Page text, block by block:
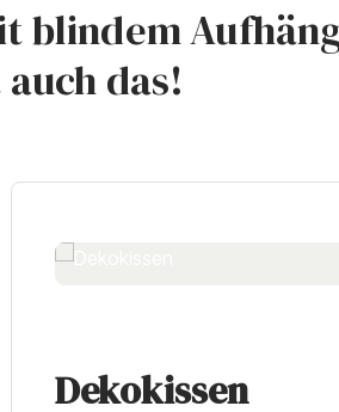
blindem
das!
Dekokissen